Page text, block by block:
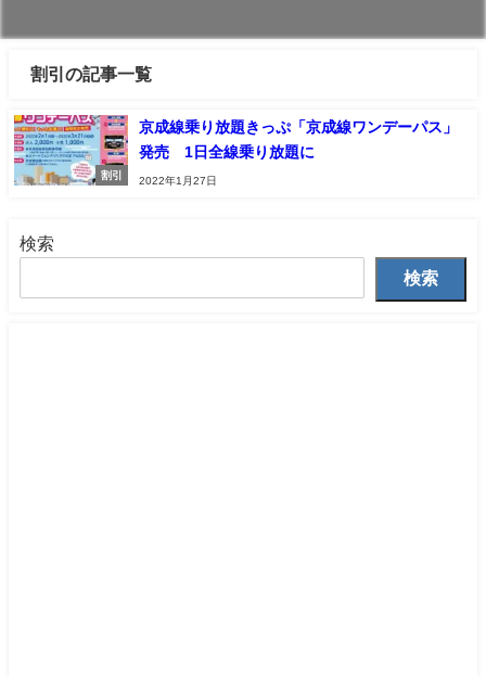
割引の記事一覧
割引
京成線乗り放題きっぷ「京成線ワンデーパス」
発売 1日全線乗り放題に
2022年1月27日
検索
検索